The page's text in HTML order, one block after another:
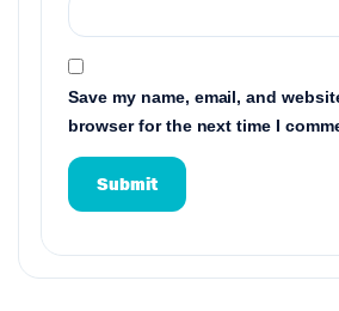
Save my name, email, and
browser for the next time I